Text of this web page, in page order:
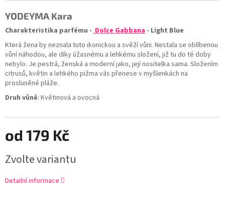
od 179 Kč
Zvolte variantu
YODEYMA Kara
Charakteristika parfému - Dolce Gabbana - Light Blue
Která žena by neznala tuto ikonickou a svěží vůni. Nestala se oblíbenou
vůní náhodou, ale díky úžasnému a lehkému složení, již tu do té doby
nebylo. Je pestrá, ženská a moderní jako, její nositelka sama. Složením
citrusů, květin a lehkého pižma vás přenese v myšlenkách na
prosluněné pláže.
Druh vůně: Květinová a ovocná
Detailní informace